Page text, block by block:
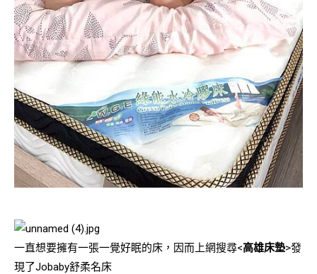
一直想要擁有一張一覺好眠的床，因而上網搜尋<高雄床墊>發
現了Jobaby舒柔名床